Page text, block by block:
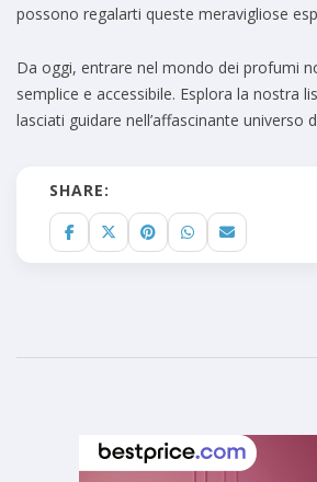
possono regalarti queste meravigliose
Da oggi, entrare nel mondo dei profumi
semplice e accessibile. Esplora la nostra
lasciati guidare nell’affascinante universo
SHARE: